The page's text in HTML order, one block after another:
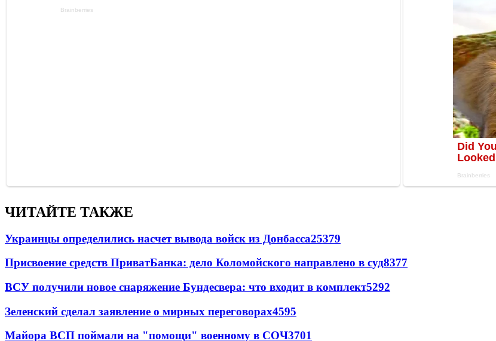
ЧИТАЙТЕ ТАКЖЕ
Украинцы определились насчет вывода войск из Донбасса25379
Присвоение средств ПриватБанка: дело Коломойского направлено в суд8377
ВСУ получили новое снаряжение Бундесвера: что входит в комплект5292
Зеленский сделал заявление о мирных переговорах4595
Майора ВСП поймали на "помощи" военному в СОЧ3701